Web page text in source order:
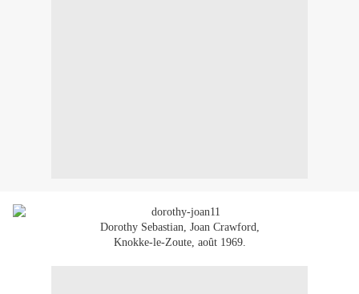
Dorothy Sebastian, Joan Crawford,
Knokke-le-Zoute, août 1969.